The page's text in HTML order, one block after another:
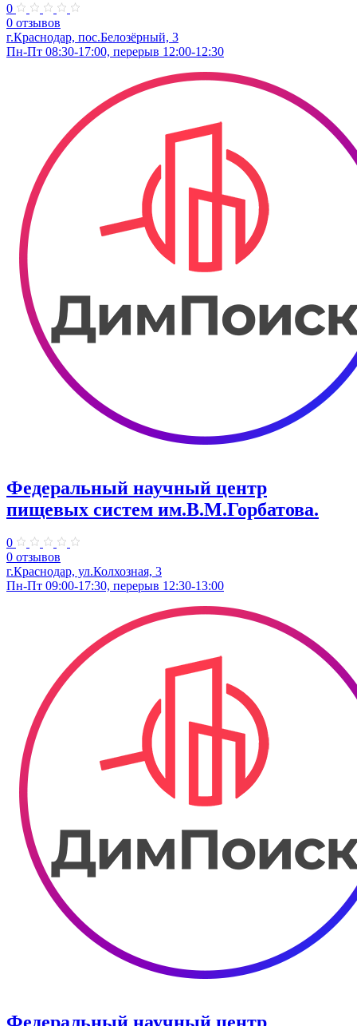
0
0 отзывов
г.Краснодар, пос.Белозёрный, 3
Пн-Пт 08:30-17:00, перерыв 12:00-12:30
Федеральный научный центр
пищевых систем им.В.М.Горбатова.
0
0 отзывов
г.Краснодар, ул.Колхозная, 3
Пн-Пт 09:00-17:30, перерыв 12:30-13:00